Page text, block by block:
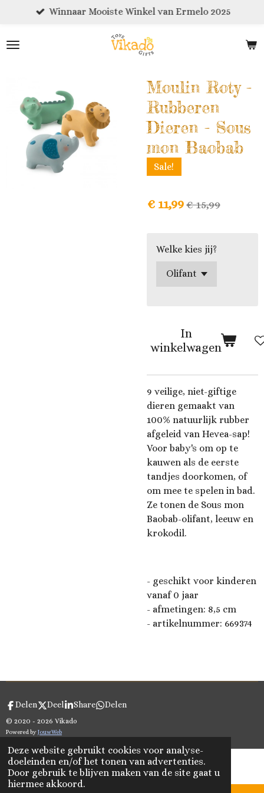
Deze website gebruikt cookies voor analyse-
doeleinden en/of het tonen van advertenties.
Door gebruik te blijven maken van de site gaat u
hiermee akkoord.
naar
Winnaar Mooiste Winkel van Ermelo 2025
Moulin Roty -
Rubberen
Dieren - Sous
mon Baobab
Sale!
€ 11,99€ 15,99
Welke kies jij?
In
winkelwagen
9 veilige, niet-giftige
dieren gemaakt van
100% natuurlijk rubber
afgeleid van Hevea-sap!
Voor baby's om op te
kauwen als de eerste
tandjes doorkomen, of
om mee te spelen in bad.
Ze tonen de Sous mon
Baobab-olifant, leeuw en
krokodil.
- geschikt voor kinderen
vanaf 0 jaar
- afmetingen: 8,5 cm
- artikelnummer: 669374
Delen Deel Share Delen
© 2020 - 2026 Vikado
Powered byJouwWeb